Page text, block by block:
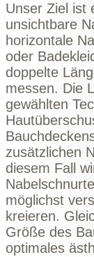
Unser Ziel ist
unsichtbare
horizontale
oder
doppelte
messen. Die
gewählten
zusätzlichen
diesem Fall
möglichst
kreieren.
Größe des
optimales